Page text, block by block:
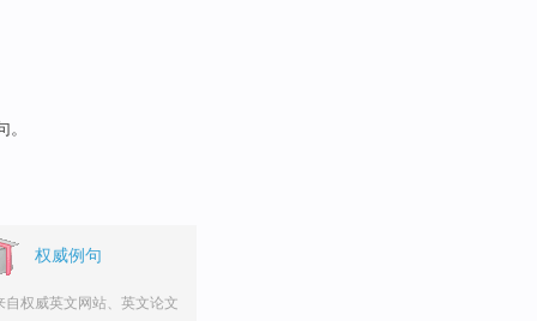
。
权威例句
自权威英文网站、英文论文